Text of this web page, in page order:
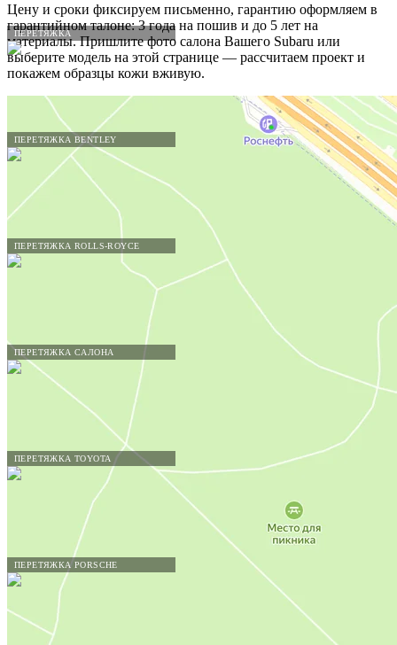
ПЕРЕТЯЖКА
ПЕРЕТЯЖКА BENTLEY
ПЕРЕТЯЖКА ROLLS-ROYCE
ПЕРЕТЯЖКА САЛОНА
ПЕРЕТЯЖКА TOYOTA
ПЕРЕТЯЖКА PORSCHE
Цену и сроки фиксируем письменно, гарантию оформляем в
гарантийном талоне: 3 года на пошив и до 5 лет на
материалы. Пришлите фото салона Вашего Subaru или
выберите модель на этой странице — рассчитаем проект и
покажем образцы кожи вживую.